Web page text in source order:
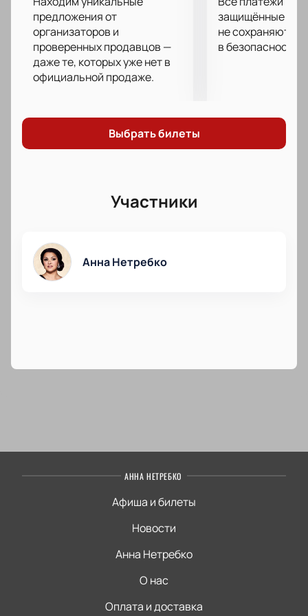
предложения от
организаторов и
проверенных продавцов —
даже те, которых уже нет в
официальной продаже.
защищённые
не сохраняются
в безопасности.
Выбрать билеты
Участники
Анна Нетребко
АННА НЕТРЕБКО
Афиша и билеты
Новости
Анна Нетребко
О нас
Оплата и доставка